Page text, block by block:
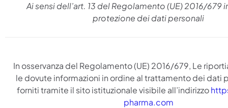
Ai sensi dell’art. 13 del Regolamento (UE) 2016/679
protezione dei dati personali
In osservanza del Regolamento (UE) 2016/679, Le
le dovute informazioni in ordine al trattamento dei dati
forniti tramite il sito istituzionale visibile all’indirizzo
pharma.com